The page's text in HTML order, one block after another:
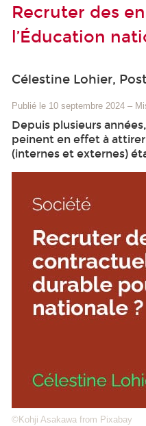
Recruter des
l’Éducation
Célestine Lohier,
Publié le 10 septembre 2024 –
Depuis plusieurs
peinent en effet à
(internes et externes)
©Kohji Asakawa from Pixabay